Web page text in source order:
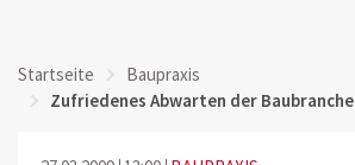
Startseite
Baupraxis
Zufriedenes Abwarten der Baubranche